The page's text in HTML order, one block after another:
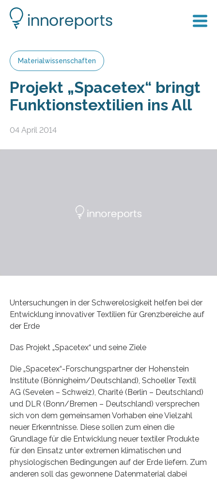
Materialwissenschaften
Projekt „Spacetex“ bringt
Funktionstextilien ins All
04 April 2014
Untersuchungen in der Schwerelosigkeit helfen bei der
Entwicklung innovativer Textilien für Grenzbereiche auf
der Erde
Das Projekt „Spacetex“ und seine Ziele
Die „Spacetex“-Forschungspartner der Hohenstein
Institute (Bönnigheim/Deutschland), Schoeller Textil
AG (Sevelen – Schweiz), Charité (Berlin – Deutschland)
und DLR (Bonn/Bremen – Deutschland) versprechen
sich von dem gemeinsamen Vorhaben eine Vielzahl
neuer Erkenntnisse. Diese sollen zum einen die
Grundlage für die Entwicklung neuer textiler Produkte
für den Einsatz unter extremen klimatischen und
physiologischen Bedingungen auf der Erde liefern. Zum
anderen soll das gewonnene Datenmaterial dabei